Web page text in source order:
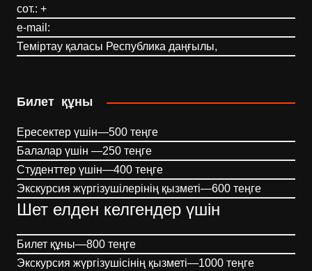
сот.: +
e-mail:
Теміртау қаласы Республика даңғылы,
Билет құны
Ересектер үшін—500 теңге
Балалар үшін —250 теңге
Студенттер үшін—400 теңге
Экскурсия жүргізушілерінің қызметі—600 теңге
Шет елден келгендер үшін
Билет құны—800 теңге
Экскурсия жүргізушісінің қызметі—1000 теңге